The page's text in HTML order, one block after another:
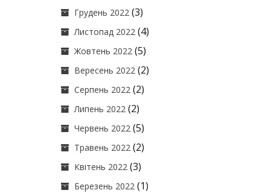
Грудень 2022 (3)
Листопад 2022 (4)
Жовтень 2022 (5)
Вересень 2022 (2)
Серпень 2022 (2)
Липень 2022 (2)
Червень 2022 (5)
Травень 2022 (2)
Квітень 2022 (3)
Березень 2022 (1)